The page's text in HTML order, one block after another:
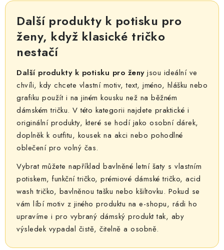
Další produkty k potisku pro
ženy, když klasické tričko
nestačí
Další produkty k potisku pro ženyjsou ideální ve
chvíli, kdy chcete vlastní motiv, text, jméno, hlášku nebo
grafiku použít i na jiném kousku než na běžném
dámském tričku. V této kategorii najdete praktické i
originální produkty, které se hodí jako osobní dárek,
doplněk k outfitu, kousek na akci nebo pohodlné
oblečení pro volný čas.
Vybrat můžete například bavlněné letní šaty s vlastním
potiskem, funkční tričko, prémiové dámské tričko, acid
wash tričko, bavlněnou tašku nebo kšiltovku. Pokud se
vám líbí motiv z jiného produktu na e-shopu, rádi ho
upravíme i pro vybraný dámský produkt tak, aby
výsledek vypadal čistě, čitelně a osobně.